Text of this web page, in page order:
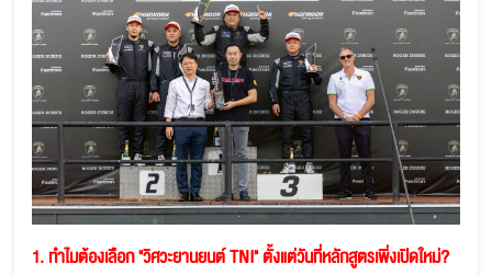
1.ทำไมต้องเลือก "วิศวะยานยนต์ TNI" ตั้งแต่วันที่หลักสูตรเพิ่งเปิดใหม่?